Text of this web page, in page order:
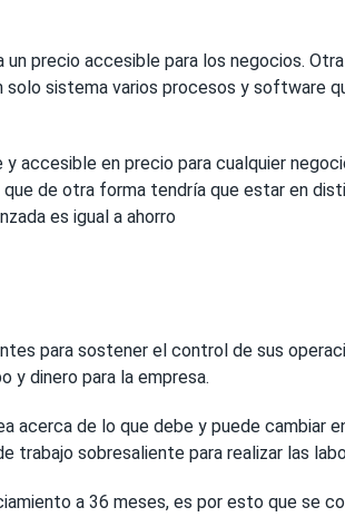
precio accesible para los negocios.
sistema varios procesos y software
en precio para cualquier
de otra forma tendría que estar en
es igual a ahorro
para sostener el control de sus
y dinero para la empresa.
acerca de lo que debe y puede cambiar
trabajo sobresaliente para realizar las
a 36 meses, es por esto que se